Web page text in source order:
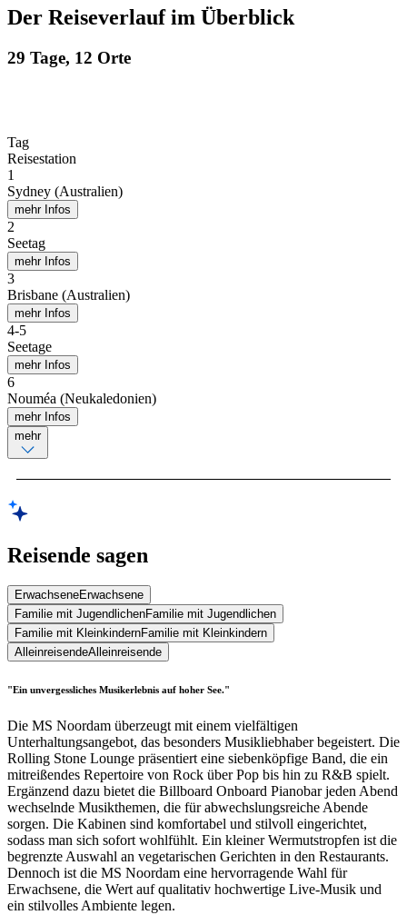
Der Reiseverlauf im Überblick
29 Tage, 12 Orte
Tag
Reisestation
1
Sydney (Australien)
mehr Infos
2
Seetag
mehr Infos
3
Brisbane (Australien)
mehr Infos
4-5
Seetage
mehr Infos
6
Nouméa (Neukaledonien)
mehr Infos
mehr
Reisende sagen
ErwachseneErwachsene
Familie mit JugendlichenFamilie mit Jugendlichen
Familie mit KleinkindernFamilie mit Kleinkindern
AlleinreisendeAlleinreisende
"Ein unvergessliches Musikerlebnis auf hoher See."
Die MS Noordam überzeugt mit einem vielfältigen
Unterhaltungsangebot, das besonders Musikliebhaber begeistert. Die
Rolling Stone Lounge präsentiert eine siebenköpfige Band, die ein
mitreißendes Repertoire von Rock über Pop bis hin zu R&B spielt.
Ergänzend dazu bietet die Billboard Onboard Pianobar jeden Abend
wechselnde Musikthemen, die für abwechslungsreiche Abende
sorgen. Die Kabinen sind komfortabel und stilvoll eingerichtet,
sodass man sich sofort wohlfühlt. Ein kleiner Wermutstropfen ist die
begrenzte Auswahl an vegetarischen Gerichten in den Restaurants.
Dennoch ist die MS Noordam eine hervorragende Wahl für
Erwachsene, die Wert auf qualitativ hochwertige Live-Musik und
ein stilvolles Ambiente legen.